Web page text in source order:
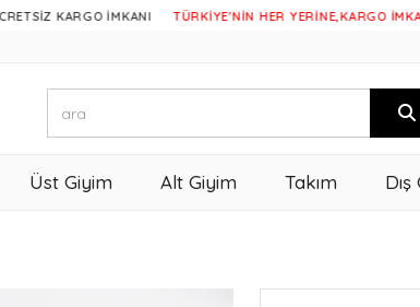
İMKANI TÜRKİYE'NİN HER YERİNE,KARGO İMKANI!
Üst Giyim Alt Giyim Takım